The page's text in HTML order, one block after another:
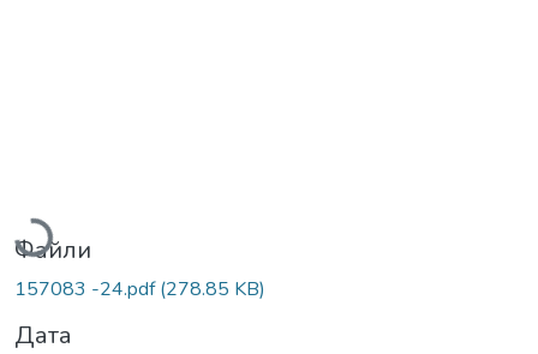
Вантажиться...
Файли
157083 -24.pdf(278.85 KB)
Дата